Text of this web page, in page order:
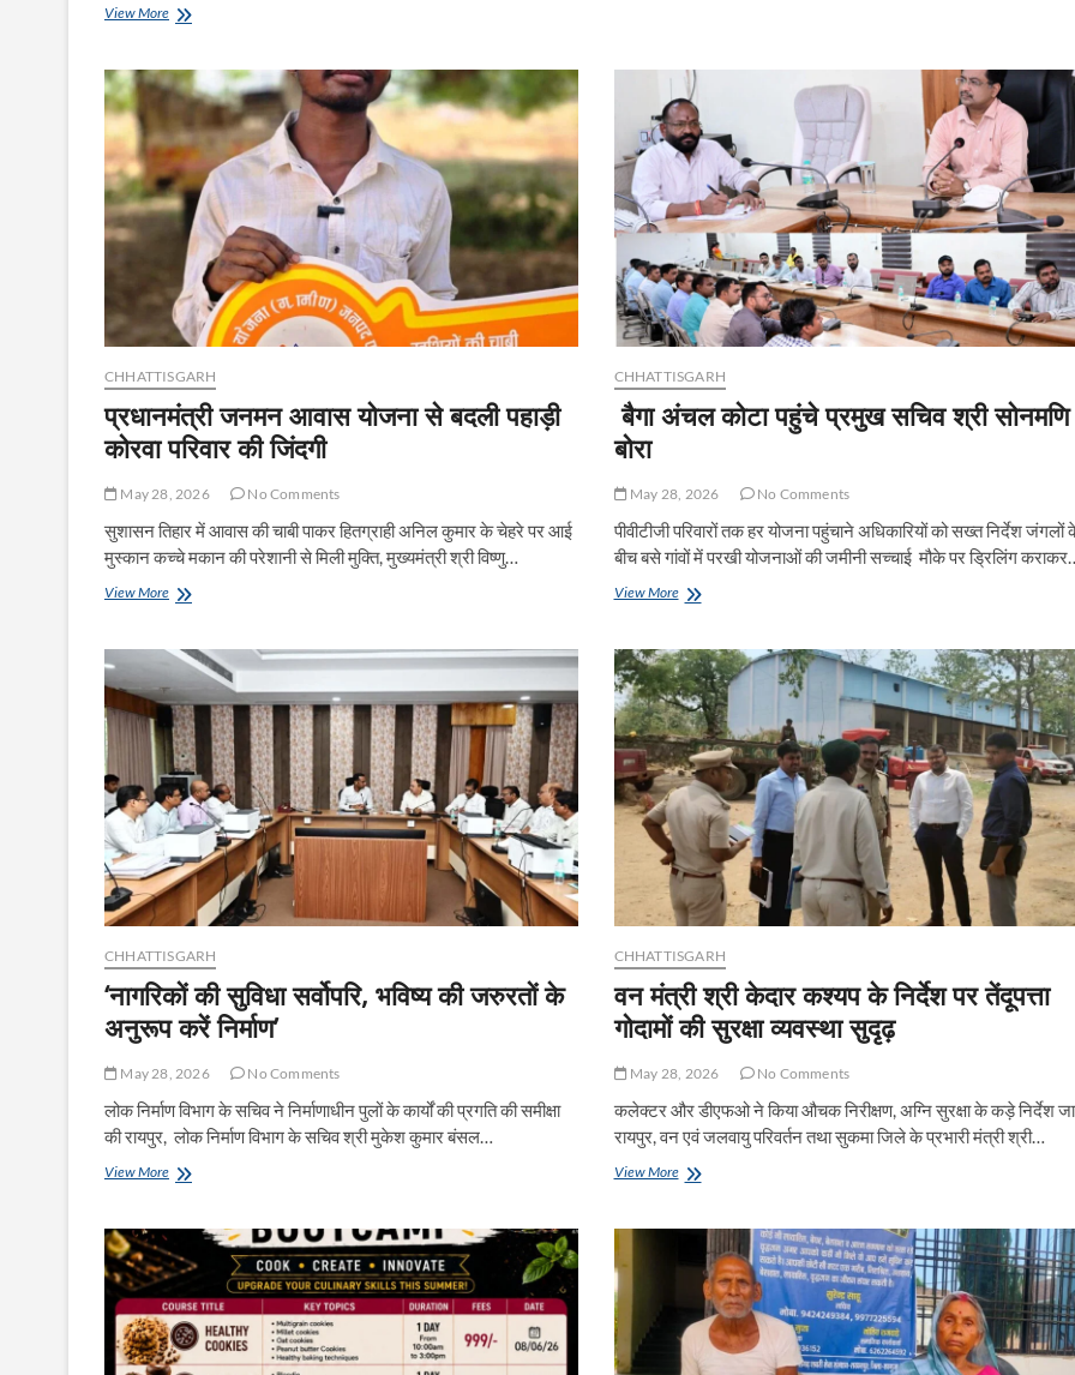
View Moreएनएचएआई
में
1033
सुविधाओं
में
किया
विस्तार
बरतें,
पर्याप्त
पानी
पीएं
और
सुरक्षित
रहें:
वित्त
श्री
ओपी
चौधरी
CHHATTISGARH
प्रधानमंत्री जनमन आवास योजना से बदली पहाड़ी
कोरवा परिवार की जिंदगी
May 28, 2026 No Comments
सुशासन तिहार में आवास की चाबी पाकर हितग्राही अनिल कुमार के चेहरे पर आई
मुस्कान कच्चे मकान की परेशानी से मिली मुक्ति, मुख्यमंत्री श्री विष्णु…
View Moreप्रधानमंत्री
योजना
से
बदली
पहाड़ी
कोरवा
परिवार
की
जिंदगी
CHHATTISGARH
बैगा अंचल कोटा पहुंचे प्रमुख सचिव श्री सोनमणि
बोरा
May 28, 2026 No Comments
पीवीटीजी परिवारों तक हर योजना पहुंचाने अधिकारियों को सख्त निर्देश जंगलों
बीच बसे गांवों में परखी योजनाओं की जमीनी सच्चाई मौके पर ड्रिलिंग
View Moreबैगा
पहुंचे
प्रमुख
सचिव
श्री
सोनमणि
बोरा
CHHATTISGARH
‘नागरिकों की सुविधा सर्वोपरि, भविष्य की जरुरतों के
अनुरूप करें निर्माण’
May 28, 2026 No Comments
लोक निर्माण विभाग के सचिव ने निर्माणाधीन पुलों के कार्यों की प्रगति की समीक्षा
की रायपुर, लोक निर्माण विभाग के सचिव श्री मुकेश कुमार बंसल…
View More‘नागरिकों
सर्वोपरि,
भविष्य
की
जरुरतों
के
अनुरूप
करें
CHHATTISGARH
वन मंत्री श्री केदार कश्यप के निर्देश पर तेंदूपत्ता
गोदामों की सुरक्षा व्यवस्था सुदृढ़
May 28, 2026 No Comments
कलेक्टर और डीएफओ ने किया औचक निरीक्षण, अग्नि सुरक्षा के कड़े निर्देश
रायपुर, वन एवं जलवायु परिवर्तन तथा सुकमा जिले के प्रभारी मंत्री श्री…
View Moreवन
केदार
कश्यप
निर्देश
पर
तेंदूपत्ता
गोदामों